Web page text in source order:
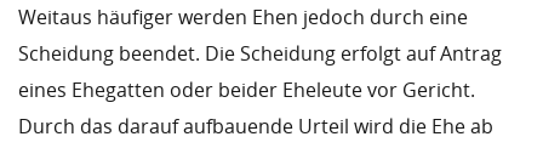
Weitaus häufiger werden Ehen jedoch durch eine
Scheidung beendet. Die Scheidung erfolgt auf Antrag
eines Ehegatten oder beider Eheleute vor Gericht.
Durch das darauf aufbauende Urteil wird die Ehe ab